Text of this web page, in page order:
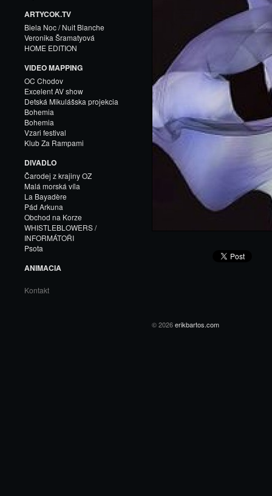
ARTYCOK.TV
Biela Noc / Nuit Blanche
Veronika Šramatyová
HOME EDITION
VIDEO MAPPING
OC Chodov
Excelent AV show
Detská Mikulášska projekcia
Bohemia
Bohemia
Vzari festival
Klub Za Rampami
DIVADLO
Čarodej z krajiny OZ
Malá morská víla
La Bayadère
Pád Arkuna
Obchod na Korze
WHISTLEBLOWERS /
INFORMÁTOŘI
Psota
ANIMACIA
Kontakt
© 2026erikbartos.com